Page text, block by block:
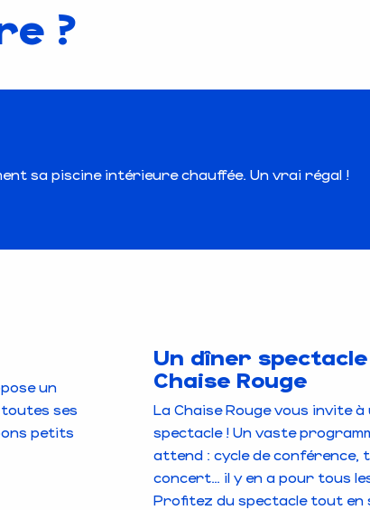
?
sa piscine intérieure chauffée. Un vrai régal !
un
ses
petits
Un dîner
Chaise Rouge
La Chaise Rouge vous invite
spectacle ! Un vaste
attend : cycle de conférence,
concert… il y en a pour tous
Profitez du spectacle tout